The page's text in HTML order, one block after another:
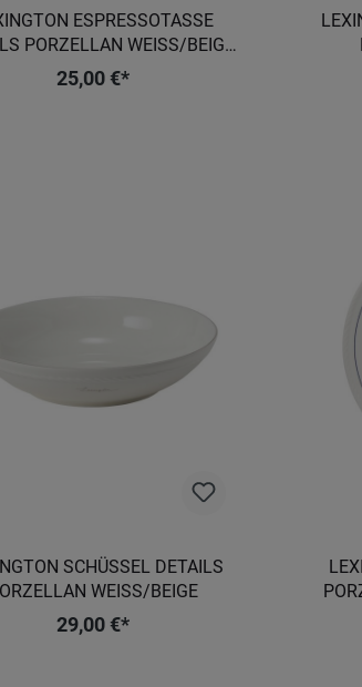
ESPRESSOTASSE
PORZELLAN WEISS/BEIGE 2
ER-SET
25,00 €*
SCHÜSSEL DETAILS
WEISS/BEIGE
29,00 €*